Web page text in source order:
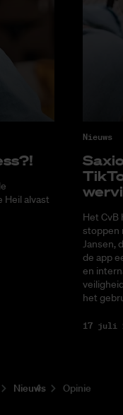
Heil alvast
Nieuws
Het CvB
stoppen
Jansen,
de app
en
het
17 juli
Nieuws
Opinie